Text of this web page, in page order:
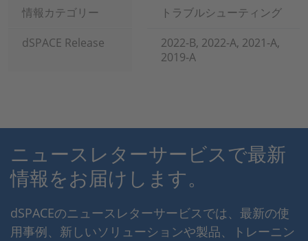
情報カテゴリー
トラブルシューティング
dSPACE Release
2022-B, 2022-A, 2021-A,
2019-A
ニュースレターサービスで最新
情報をお届けします。
dSPACEのニュースレターサービスでは、最新の使
用事例、新しいソリューションや製品、トレーニン